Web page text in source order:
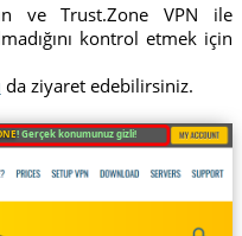
ve Trust.Zone VPN ile
kontrol etmek için
da ziyaret edebilirsiniz.
! Gerçek konumunuz gizli!